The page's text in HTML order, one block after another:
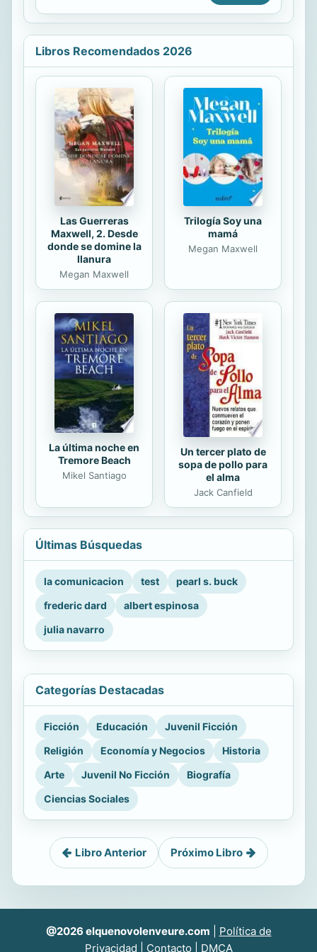
muchas veces son dejadas de lado
por su...
a los salmistas, cantantes, grupos y
músicos dentro de la iglesia de un
terreno bíblico y sólido en donde
sostenerse respecto a temas como:
«Ser siervo en vez de ser estrella»,
«La Excelencia como lo opuesto al
perfeccionismo», «Cómo manejar la
crítica», «Los celos y la envidia»,
«Cómo manejar tus emociones»,
«Las disciplina...
Libros Recomendados 2026
Las Guerreras
Maxwell, 2. Desde
donde se domine la
llanura
Megan Maxwell
Trilogía Soy una
mamá
Megan Maxwell
La última noche en
Tremore Beach
Mikel Santiago
Un tercer plato de
sopa de pollo para
el alma
Jack Canfield
Últimas Búsquedas
la comunicacion test
pearl s. buck
frederic dard
albert espinosa
julia navarro
Categorías Destacadas
Ficción Educación
Juvenil Ficción
Religión
Economía y Negocios
Historia
Arte
Juvenil No Ficción
Biografía
Ciencias Sociales
Libro Anterior Próximo Libro
@2026 elquenovolenveure.com
Política de
Privacidad
Contacto DMCA